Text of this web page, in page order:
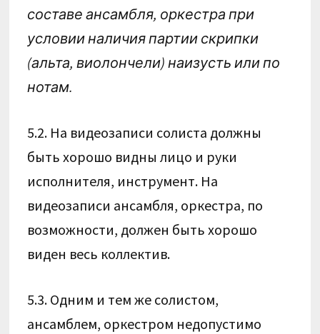
составе ансамбля, оркестра при
условии наличия партии скрипки
(альта, виолончели) наизусть или по
нотам.
5.2. На видеозаписи солиста должны
быть хорошо видны лицо и руки
исполнителя, инструмент. На
видеозаписи ансамбля, оркестра, по
возможности, должен быть хорошо
виден весь коллектив.
5.3. Одним и тем же солистом,
ансамблем, оркестром недопустимо